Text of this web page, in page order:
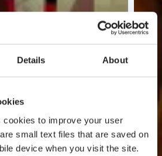
Details About
to improve your user
small text files that are saved on
device when you visit the site.